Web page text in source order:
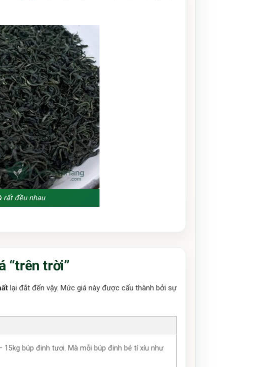
rất đều nhau
“trên trời”
lại đắt đến vậy. Mức giá này được cấu thành bởi sự
búp đinh tươi. Mà mỗi búp đinh bé tí xíu như